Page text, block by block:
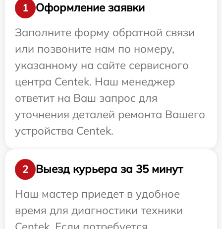
1
Оформление заявки
Заполните форму обратной связи
или позвоните нам по номеру,
указанному на сайте сервисного
центра Centek. Наш менеджер
ответит на Ваш запрос для
уточнения деталей ремонта Вашего
устройства Centek.
2
Выезд курьера за 35 минут
Наш мастер приедет в удобное
время для диагностики техники